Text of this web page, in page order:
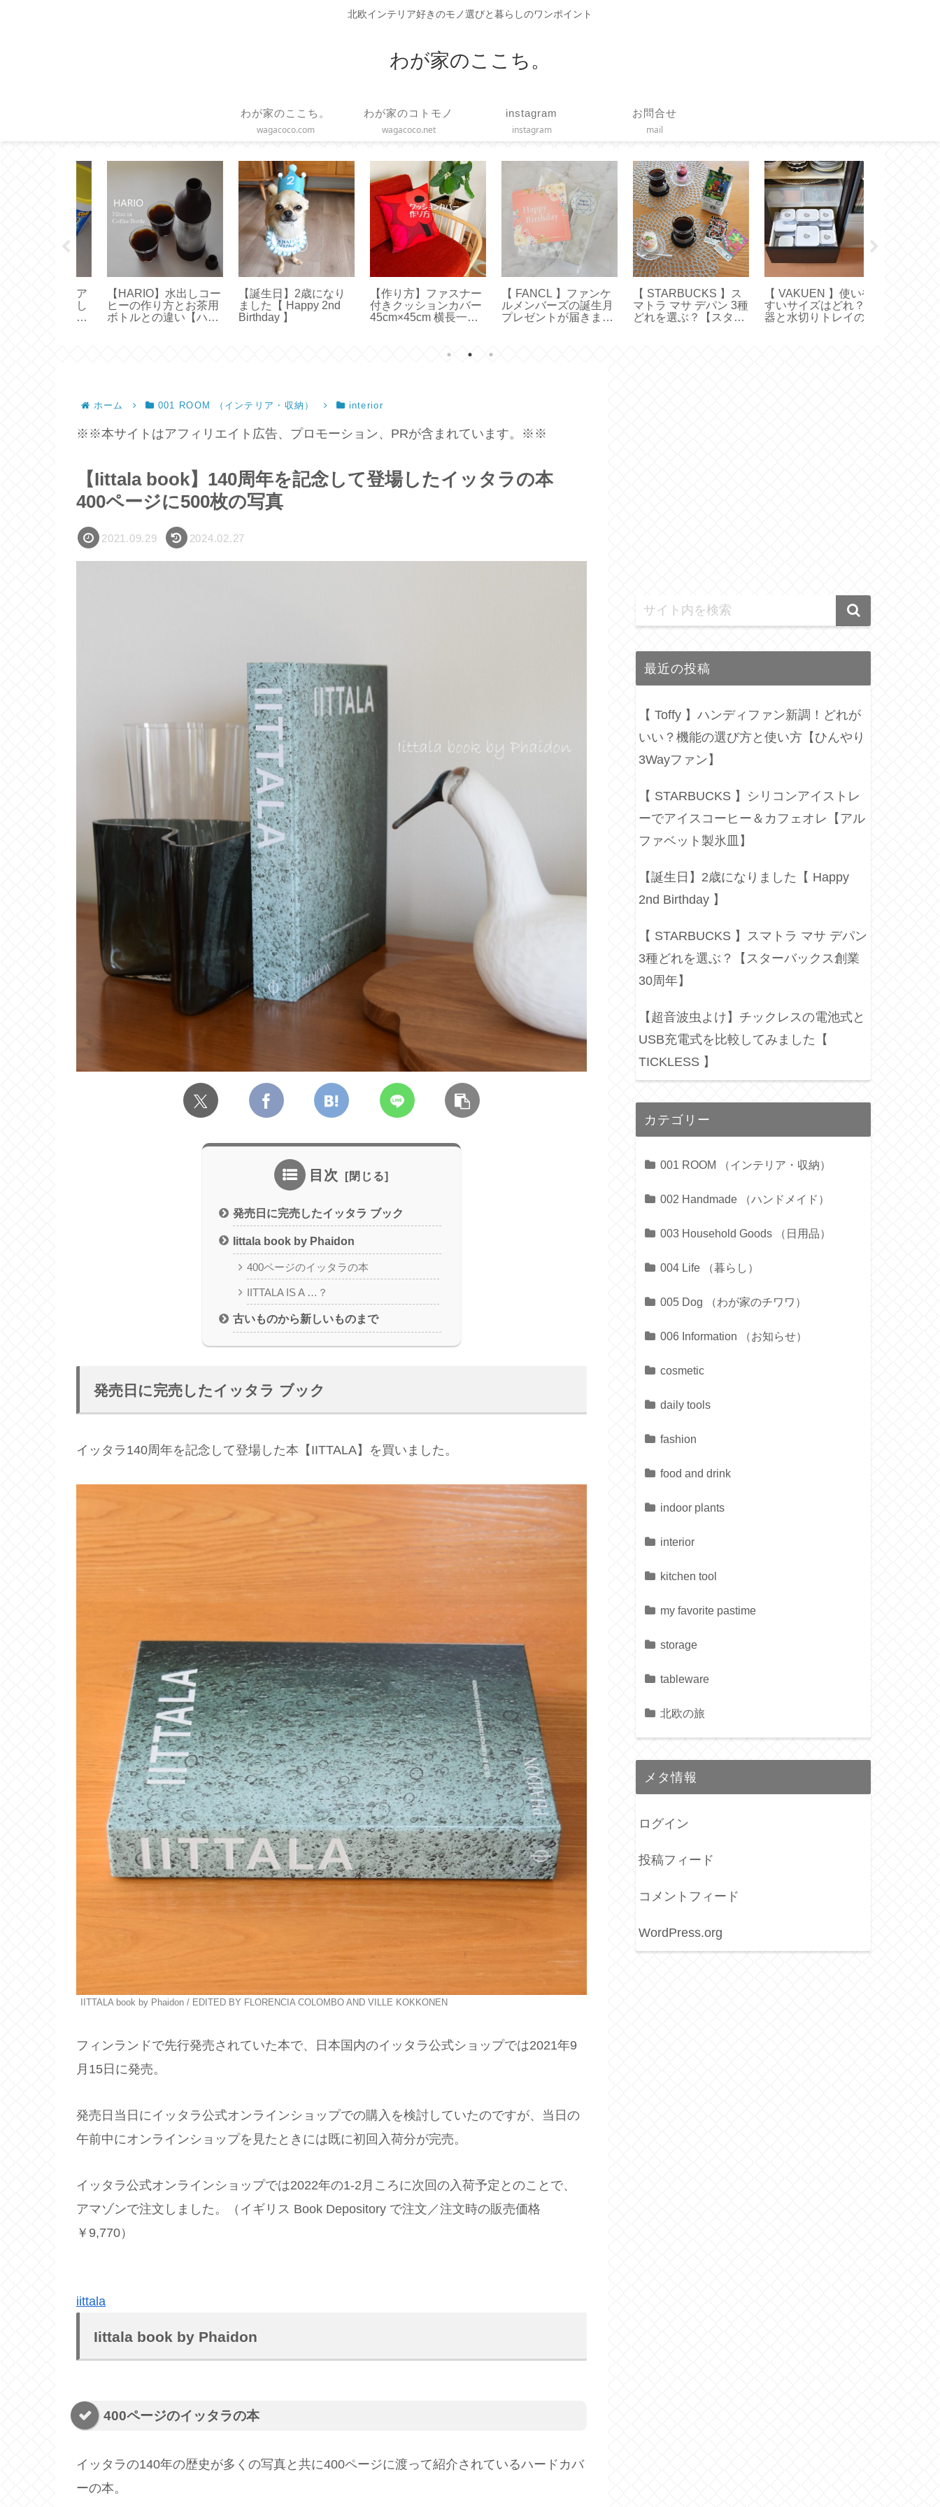
北欧インテリア好きのモノ選びと暮らしのワンポイント
わが家のここち。
わが家のここち。
wagacoco.com
わが家のコトモノ
wagacoco.net
instagram
instagram
お問合せ
mail
【誕生日】2歳になり
ました【 Happy 2nd
Birthday 】
【作り方】ファスナー
付きクッションカバー
45cm×45cm 横長一枚
【 FANCL 】ファンケ
ルメンバーズの誕生月
プレゼントが届きまし
【 STARBUCKS 】ス
マトラ マサ デパン 3種
どれを選ぶ？【スター
【 VAKUEN 】使いや
すいサイズはどれ？容
器と水切りトレイのサ
【 FANCL × Toffy 】ハ
ンディファンとフェイ
スタオル届きました
ホーム 001 ROOM （インテリア・収納） interior
※※本サイトはアフィリエイト広告、プロモーション、PRが含まれています。※※
【Iittala book】140周年を記念して登場したイッタラの本
400ページに500枚の写真
2021.09.29 2024.02.27
目次
発売日に完売したイッタラ ブック
Iittala book by Phaidon
400ページのイッタラの本
IITTALA IS A …？
古いものから新しいものまで
発売日に完売したイッタラ ブック
イッタラ140周年を記念して登場した本【IITTALA】を買いました。
IITTALA book by Phaidon / EDITED BY FLORENCIA COLOMBO AND VILLE KOKKONEN
フィンランドで先行発売されていた本で、日本国内のイッタラ公式ショップでは2021年9
月15日に発売。
発売日当日にイッタラ公式オンラインショップでの購入を検討していたのですが、当日の
午前中にオンラインショップを見たときには既に初回入荷分が完売。
イッタラ公式オンラインショップでは2022年の1-2月ころに次回の入荷予定とのことで、
アマゾンで注文しました。（イギリス Book Depository で注文／注文時の販売価格
￥9,770）
iittala
Iittala book by Phaidon
400ページのイッタラの本
イッタラの140年の歴史が多くの写真と共に400ページに渡って紹介されているハードカバ
ーの本。
最近の投稿
【 Toffy 】ハンディファン新調！どれが
いい？機能の選び方と使い方【ひんやり
3Wayファン】
【 STARBUCKS 】シリコンアイストレ
ーでアイスコーヒー＆カフェオレ【アル
ファベット製氷皿】
【誕生日】2歳になりました【 Happy
2nd Birthday 】
【 STARBUCKS 】スマトラ マサ デパン
3種どれを選ぶ？【スターバックス創業
30周年】
【超音波虫よけ】チックレスの電池式と
USB充電式を比較してみました【
TICKLESS 】
カテゴリー
001 ROOM （インテリア・収納）
002 Handmade （ハンドメイド）
003 Household Goods （日用品）
004 Life （暮らし）
005 Dog （わが家のチワワ）
006 Information （お知らせ）
cosmetic
daily tools
fashion
food and drink
indoor plants
interior
kitchen tool
my favorite pastime
storage
tableware
北欧の旅
メタ情報
ログイン
投稿フィード
コメントフィード
WordPress.org